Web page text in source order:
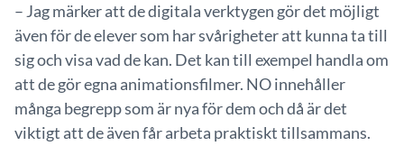
– Jag märker att de digitala verktygen gör det möjligt
även för de elever som har svårigheter att kunna ta till
sig och visa vad de kan. Det kan till exempel handla om
att de gör egna animationsfilmer. NO innehåller
många begrepp som är nya för dem och då är det
viktigt att de även får arbeta praktiskt tillsammans.